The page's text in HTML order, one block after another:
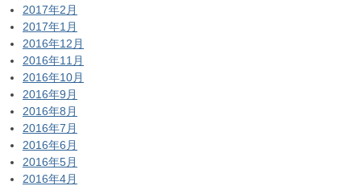
2017年2月
2017年1月
2016年12月
2016年11月
2016年10月
2016年9月
2016年8月
2016年7月
2016年6月
2016年5月
2016年4月